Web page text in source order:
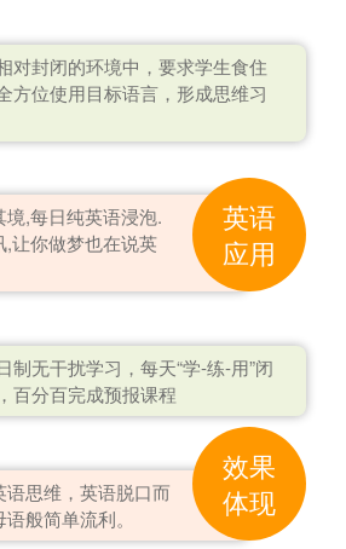
对封闭的环境中，要求学生食住
方位使用目标语言，形成思维习
英语
应用
,每日纯英语浸泡.
让你做梦也在说英
制无干扰学习，每天“学-练-用”闭
百分百完成预报课程
效果
体现
思维，英语脱口而
般简单流利。